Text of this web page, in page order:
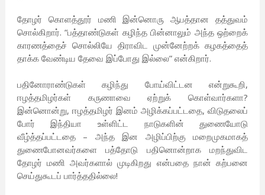
தோழர் கொளத்தூர் மணி இன்னொரு ஆபத்தான தத்துவம்
சொல்கிறார். “பத்தாண்டுகள் கழிந்த பின்னாலும் அந்த ஒற்றைக்
காரணத்தைச் சொல்லியே திராவிட முன்னேற்றக் கழகத்தைத்
தாக்க வேண்டிய தேவை இப்போது இல்லை” என்கிறார்.
பதினோராண்டுகள் கழிந்து போய்விட்டன என்றுகூறி,
ஈழத்தமிழர்கள் கருணாவை ஏற்றுக் கொள்வார்களா?
இன்னொன்று, ஈழத்தமிழர் இனம் அழிக்கப்பட்டதை, விடுதலைப்
போர் இந்தியா உள்ளிட்ட நாடுகளின் துணையோடு
வீழ்த்தப்பட்டதை – அந்த இன அழிப்பிற்கு மறைமுகமாகத்
துணைபோனவர்களை பத்தோடு பதினொன்றாக மறந்துவிட
தோழர் மணி அவர்களால் முடிகிறது என்பதை நான் கற்பனை
செய்துகூடப் பார்த்ததில்லை!